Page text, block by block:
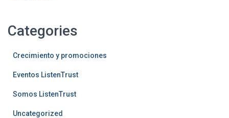
Categories
Crecimiento y promociones
Eventos ListenTrust
Somos ListenTrust
Uncategorized